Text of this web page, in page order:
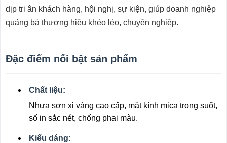
dịp tri ân khách hàng, hội nghị, sự kiện, giúp doanh nghiệp
quảng bá thương hiệu khéo léo, chuyên nghiệp.
Đặc điểm nổi bật sản phẩm
Chất liệu:
Nhựa sơn xi vàng cao cấp, mặt kính mica trong suốt,
số in sắc nét, chống phai màu.
Kiểu dáng: